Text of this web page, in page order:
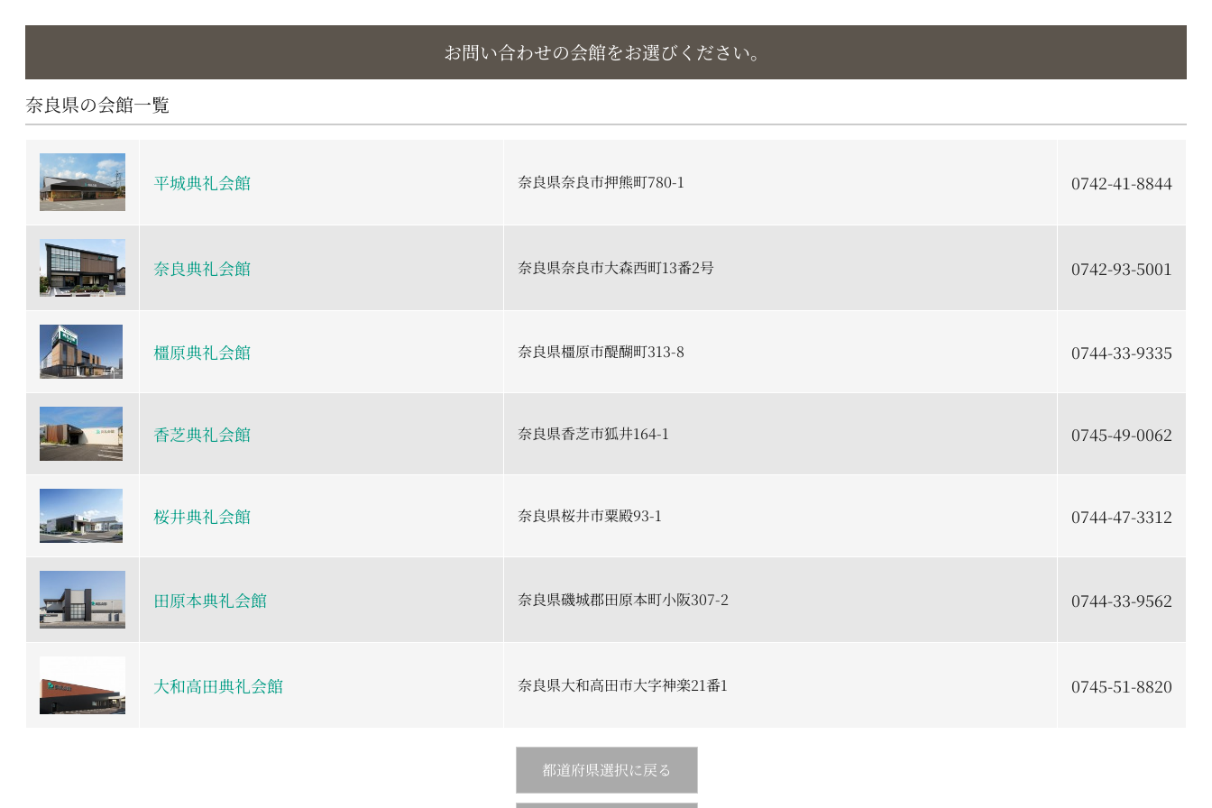
お問い合わせの会館をお選びください。
奈良県の会館一覧
平城典礼会館 奈良県奈良市押熊町780-1 0742-41-8844
奈良典礼会館 奈良県奈良市大森西町13番2号 0742-93-5001
橿原典礼会館 奈良県橿原市醍醐町313-8 0744-33-9335
香芝典礼会館 奈良県香芝市狐井164-1 0745-49-0062
桜井典礼会館 奈良県桜井市粟殿93-1 0744-47-3312
田原本典礼会館 奈良県磯城郡田原本町小阪307-2 0744-33-9562
大和高田典礼会館 奈良県大和高田市大字神楽21番1 0745-51-8820
都道府県選択に戻る